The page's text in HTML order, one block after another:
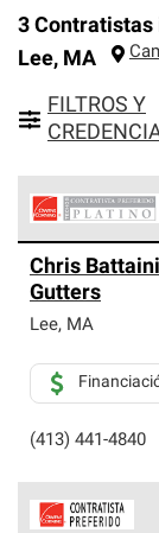
3 Contratistas
Lee, MA
FILTROS Y
Corning
exclusiva y
sistemas de
Chris
Gutters
Lee, MA
(413) 441-4840